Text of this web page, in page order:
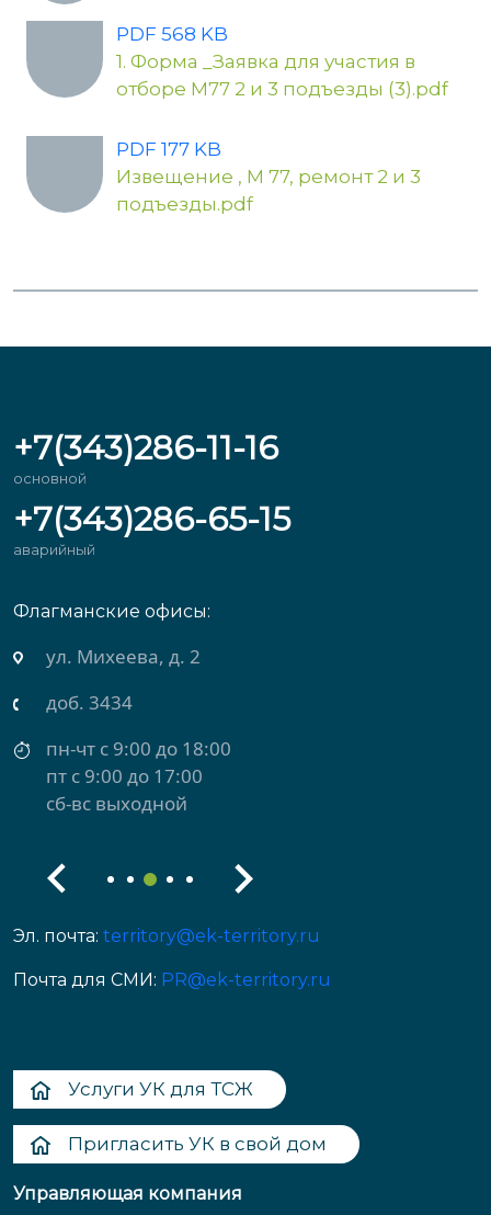
PDF 568 KB
1. Форма _Заявка для участия в
отборе М77 2 и 3 подъезды (3).pdf
PDF 177 KB
Извещение , М 77, ремонт 2 и 3
подъезды.pdf
+7(343)286-11-16
основной
+7(343)286-65-15
аварийный
Флагманские офисы:
ул. Михеева, д. 2
доб. 3434
пн-чт с 9:00 до 18:00
пт с 9:00 до 17:00
сб-вс выходной
Эл. почта: territory@ek-territory.ru
Почта для СМИ: PR@ek-territory.ru
Услуги УК для ТСЖ
Пригласить УК в свой дом
Управляющая компания